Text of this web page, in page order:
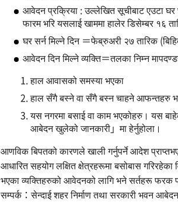
आवेदन प्रक्रिया : उल्लेखित सूचीबाट एउटा
फारम भरि यसलाई खाममा हालेर डिसेम्बर १६
घर सर्न मिल्ने दिन ＝फेब्रुअरी २७ तारिक
आवेदन दिन मिल्ने व्यक्ति＝तलका निम्न
हाल आवासको समस्या भएका
हाल सँगै बस्ने वा सँगै बस्न चाहने आफन्तहरु
यस नगरमा बसाई वा काम भएकोहरु। यस
आबेदन खुलेको जानकारी」मा हेर्नुहोला।
आणविक बिपतको कारणले खाली गर्नुपर्ने आदेश
आधारित सहयोग लक्षित क्षेत्रहरूमा बसोबास गरिरहेका
भएका व्यक्तिहरुको आवेदनको लागि भने सर्तहरू फरक
सम्पर्क：सेन्दाई शहर निर्माण तथा सरकारी भवन